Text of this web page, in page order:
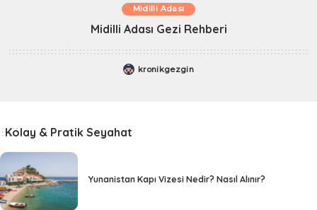
Midilli Adası
Midilli Adası Gezi Rehberi
kronikgezgin
Kolay & Pratik Seyahat
Yunanistan Kapı Vizesi Nedir? Nasıl Alınır?